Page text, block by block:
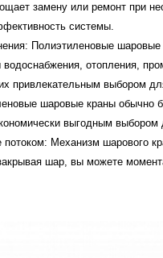
замену или ремонт при
системы.
Полиэтиленовые
отопления,
привлекательным выбором
шаровые краны обычно
выгодным выбором
Механизм шарового
шар, вы можете